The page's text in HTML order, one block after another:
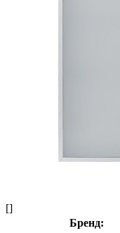
[]
Бренд: